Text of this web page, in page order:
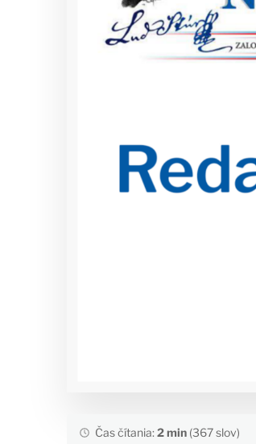
Čas čítania:2 min(367 slov)